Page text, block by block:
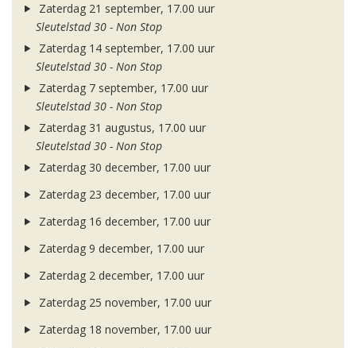
Zaterdag 21 september, 17.00 uur
Sleutelstad 30 - Non Stop
Zaterdag 14 september, 17.00 uur
Sleutelstad 30 - Non Stop
Zaterdag 7 september, 17.00 uur
Sleutelstad 30 - Non Stop
Zaterdag 31 augustus, 17.00 uur
Sleutelstad 30 - Non Stop
Zaterdag 30 december, 17.00 uur
Zaterdag 23 december, 17.00 uur
Zaterdag 16 december, 17.00 uur
Zaterdag 9 december, 17.00 uur
Zaterdag 2 december, 17.00 uur
Zaterdag 25 november, 17.00 uur
Zaterdag 18 november, 17.00 uur